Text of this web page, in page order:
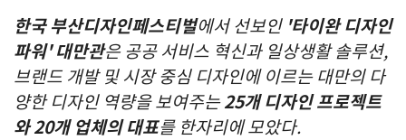
한국 부산디자인페스티벌에서 선보인 '타이완 디자인
파워' 대만관은 공공 서비스 혁신과 일상생활 솔루션,
브랜드 개발 및 시장 중심 디자인에 이르는 대만의 다
양한 디자인 역량을 보여주는25개 디자인 프로젝트
와 20개 업체의 대표를 한자리에 모았다.